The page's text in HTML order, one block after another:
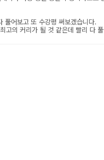
풀어보고 또 수강평 써보겠습니다.
고의 커리가 될 것 같은데 빨리 다